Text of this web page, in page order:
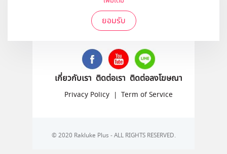
ยอมรับ
ติดตามเราได้ที่
เกี่ยวกับเรา ติดต่อเรา ติดต่อลงโฆษณา
Privacy Policy | Term of Service
© 2020 Rakluke Plus - ALL RIGHTS RESERVED.